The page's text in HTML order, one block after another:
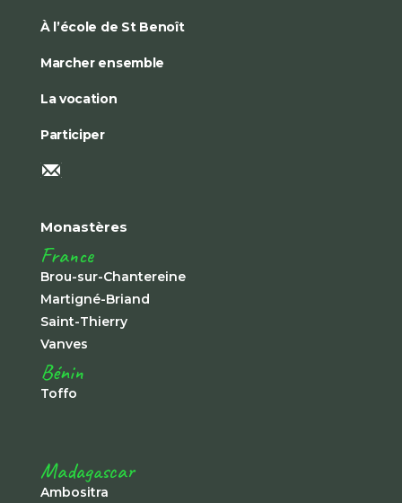
À l’école de St Benoît
Marcher ensemble
La vocation
Participer
Monastères
France
Brou-sur-Chantereine
Martigné-Briand
Saint-Thierry
Vanves
Bénin
Toffo
Madagascar
Ambositra